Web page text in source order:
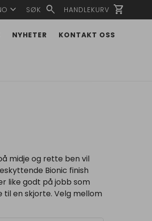
NYHETER KONTAKT OSS
expand_more SØK search HANDLEKURV shopping_cart
midje og rette ben vil
Bionic finish
like godt på jobb som
til en skjorte. Velg mellom